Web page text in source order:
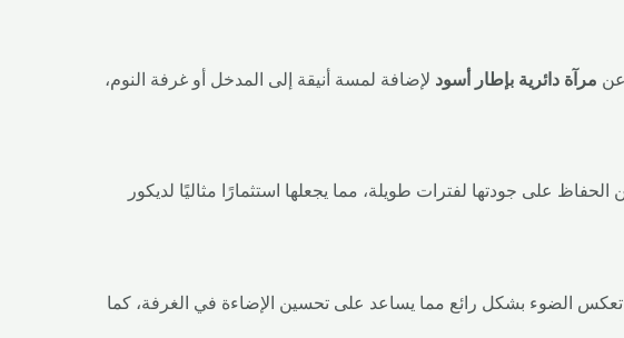
عن مرآة دائرية بإطار أسود لإضافة لمسة أنيقة إلى المدخل أو غرفة النوم،
على جودتها لفترات طويلة، مما يجعلها استثمارًا مثاليًا لديكور
تعكس الضوء بشكل رائع مما يساعد على تحسين الإضاءة في الغرفة، كما